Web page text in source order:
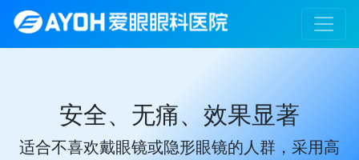
安全、无痛、效果显著
适合不喜欢戴眼镜或隐形眼镜的人群，采用高